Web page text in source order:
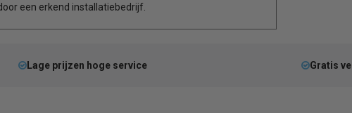
een erkend installatiebedrijf.
Lage prijzen hoge service Gratis